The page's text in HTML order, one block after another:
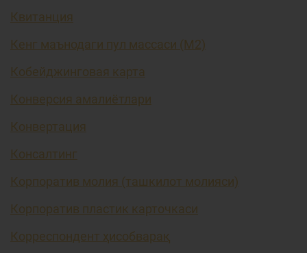
Квитанция
Кенг маънодаги пул массаси (М2)
Кобейджинговая карта
Конверсия амалиётлари
Конвертация
Консалтинг
Корпоратив молия (ташкилот молияси)
Корпоратив пластик карточкаси
Корреспондент ҳисобварақ